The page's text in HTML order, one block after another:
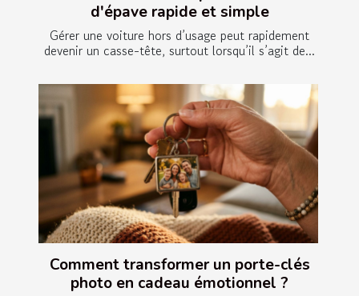
d'épave rapide et simple
Gérer une voiture hors d’usage peut rapidement
devenir un casse-tête, surtout lorsqu’il s’agit de...
Comment transformer un porte-clés
photo en cadeau émotionnel ?